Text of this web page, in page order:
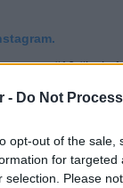
- Do Not
opt-out of the
for
selection. Please
#16
το χρήστηKaterine
απόψε
για τον